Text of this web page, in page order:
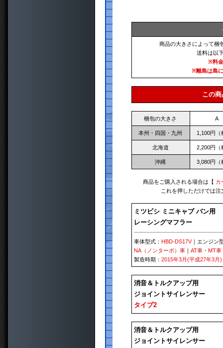
商品の大きさによって梱
送料は以
※料
※離島は島
この
梱包の大きさ A
本州・四国・九州 1,100円（
北海道 2,200円（
沖縄 3,080円（
商品をご購入される場合は【 カ
これを押しただけでは
ミツビシ ミニキャブ バン用
レーシングマフラー
車体型式：HBD-DS17V｜エンジン
NA（ノンターボ）車 ｜AT車 ・MT車
製造時期：2015年3月(平成27年3月)
消音＆トルクアップ用
ジョイントサイレンサー
タイプ2
消音＆トルクアップ用
ジョイントサイレンサー